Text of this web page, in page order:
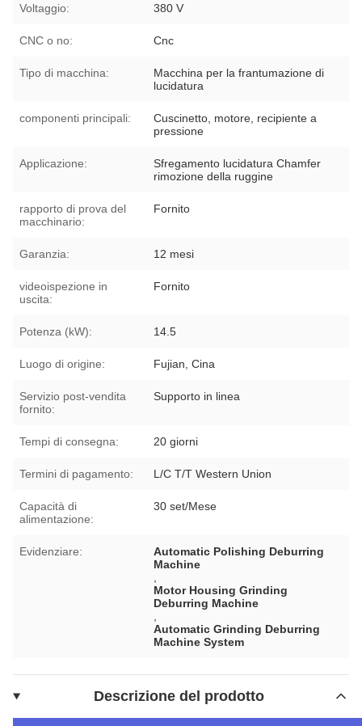
Voltaggio: 380 V
CNC o no: Cnc
Tipo di macchina:
Macchina per la frantumazione di
lucidatura
componenti principali:
Cuscinetto, motore, recipiente a
pressione
Applicazione:
Sfregamento lucidatura Chamfer
rimozione della ruggine
rapporto di prova del
macchinario:
Fornito
Garanzia: 12 mesi
videoispezione in
uscita:
Fornito
Potenza (kW): 14.5
Luogo di origine: Fujian, Cina
Servizio post-vendita
fornito:
Supporto in linea
Tempi di consegna: 20 giorni
Termini di pagamento: L/C T/T Western Union
Capacità di
alimentazione:
30 set/Mese
Evidenziare:
Automatic Polishing Deburring
Machine
Motor Housing Grinding
Deburring Machine
Automatic Grinding Deburring
Machine System
Descrizione del prodotto